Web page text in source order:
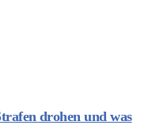
drohen und was